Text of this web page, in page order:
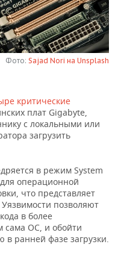
Фото: Sajad Nori на Unsplash
критические
плат Gigabyte,
с локальными или
загрузить
в режим System
операционной
что представляет
Уязвимости позволяют
в более
сама ОС, и обойти
ранней фазе загрузки.